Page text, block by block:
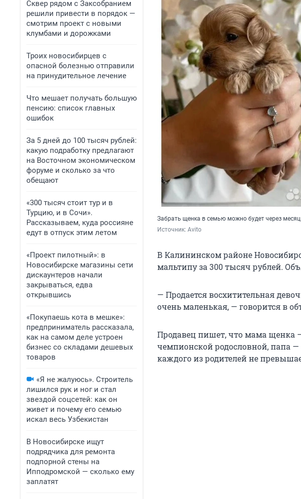
Сквер рядом с Заксобранием
решили привести в порядок —
смотрим проект с новыми
клумбами и дорожками
Троих новосибирцев с
опасной болезнью отправили
на принудительное лечение
Что мешает получать большую
пенсию: список главных
ошибок
За 5 дней до 100 тысяч рублей:
какую подработку предлагают
на Восточном экономическом
форуме и сколько за что
обещают
«300 тысяч стоит тур и в
Турцию, и в Сочи».
Рассказываем, куда россияне
едут в отпуск этим летом
«Проект пилотный»: в
Новосибирске магазины сети
дискаунтеров начали
закрываться, едва
открывшись
«Покупаешь кота в мешке»:
предприниматель рассказала,
как на самом деле устроен
бизнес со складами дешевых
товаров
«Я не жалуюсь». Строитель
лишился рук и ног и стал
звездой соцсетей: как он
живет и почему его семью
искал весь Узбекистан
В Новосибирске ищут
подрядчика для ремонта
подпорной стены на
Ипподромской — сколько ему
заплатят
Забрать щенка в семью можно будет через месяц
Источник: Avito
В Калининском районе
мальтипу за 300 тысяч рублей.
— Продается восхитительная
очень маленькая, — говорится в
Продавец пишет, что мама щенка
чемпионской родословной, папа
каждого из родителей не